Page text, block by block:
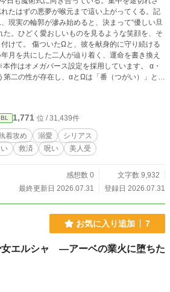
たはずの悪夢が喉元まで這い上がってくる。記
現実の輪郭が滲み始めると、決まって“優しい旦
た。ひどく愛おしいものを見るような笑顔を、そ
彼を献身的に守り続ける
月を共にした二人が辿り着く、運命を書き換え
第二の性が存在し、αとΩは「番（つがい）」と呼
絆で結ばれる世界です。一般に、番のαを失った
死するとされています。 本作では、この
みに独自の設定・解釈を加えています。 他サイ
BL 1,771 位 / 31,439件
着攻め 溺愛
シリアス
救済 呪い 美人受
感想数 0
文字数 9,932
最終更新日 2026.07.31
登録日 2026.07.31
お気に入り追加 7
女エルシャ ―アーベの業火に堕ちた